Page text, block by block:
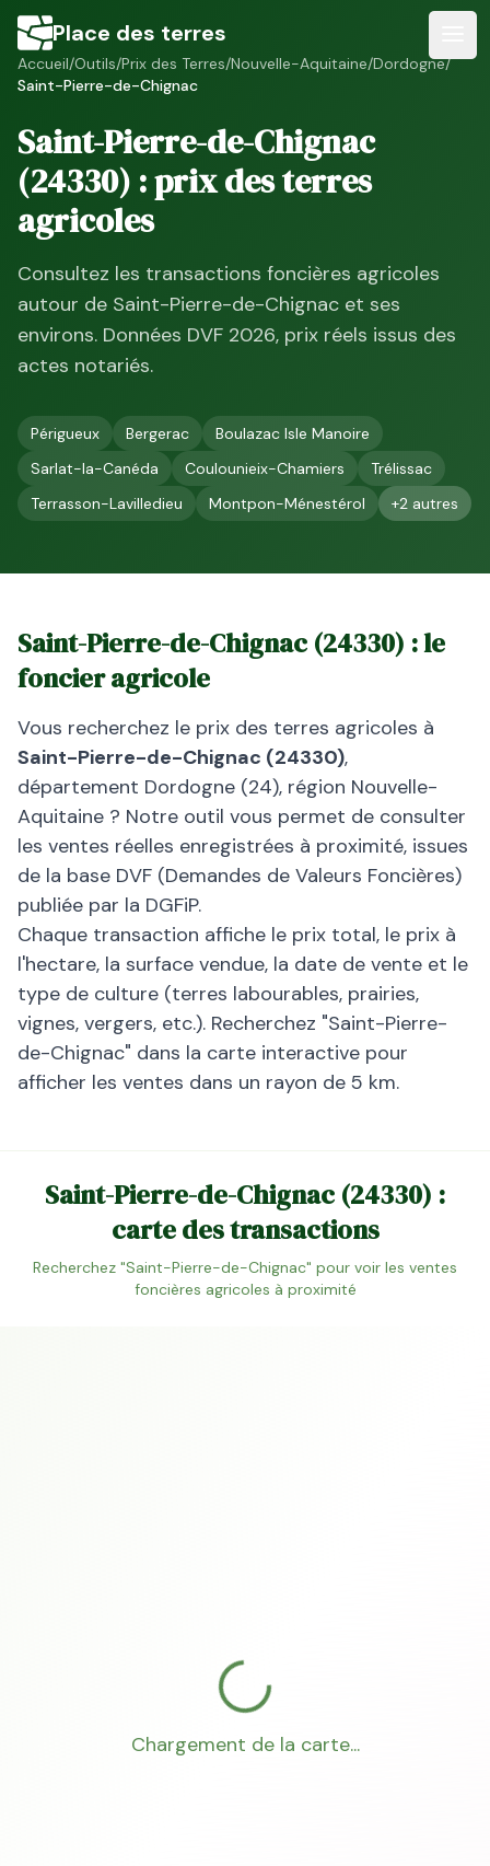
Place des terres
Accueil/Outils/Prix des Terres/Nouvelle-Aquitaine/Dordogne/
Saint-Pierre-de-Chignac
Saint-Pierre-de-Chignac
(24330) : prix des terres
agricoles
Consultez les transactions foncières agricoles
autour de Saint-Pierre-de-Chignac et ses
environs. Données DVF 2026, prix réels issus des
actes notariés.
Périgueux Bergerac
Boulazac Isle Manoire
Sarlat-la-Canéda
Coulounieix-Chamiers
Trélissac
Terrasson-Lavilledieu
Montpon-Ménestérol +2 autres
Saint-Pierre-de-Chignac (24330) : le
foncier agricole
Vous recherchez le prix des terres agricoles à
Saint-Pierre-de-Chignac (24330),
département Dordogne (24), région Nouvelle-
Aquitaine ? Notre outil vous permet de consulter
les ventes réelles enregistrées à proximité, issues
de la base DVF (Demandes de Valeurs Foncières)
publiée par la DGFiP.
Chaque transaction affiche le prix total, le prix à
l'hectare, la surface vendue, la date de vente et le
type de culture (terres labourables, prairies,
vignes, vergers, etc.). Recherchez "Saint-Pierre-
de-Chignac" dans la carte interactive pour
afficher les ventes dans un rayon de 5 km.
Saint-Pierre-de-Chignac (24330) :
carte des transactions
Recherchez "Saint-Pierre-de-Chignac" pour voir les ventes
foncières agricoles à proximité
Chargement de la carte...